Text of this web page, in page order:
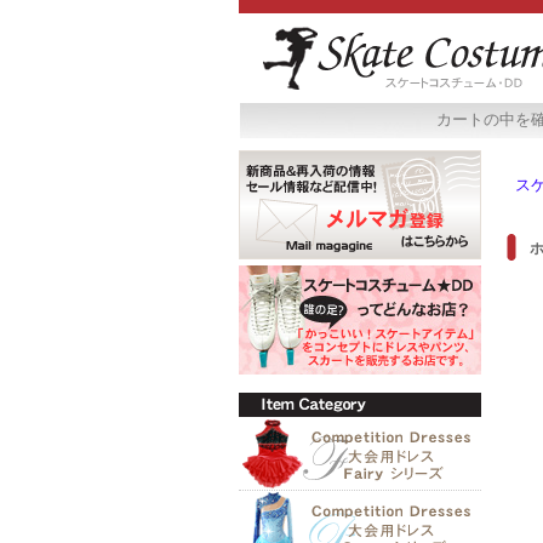
カートの中を
ス